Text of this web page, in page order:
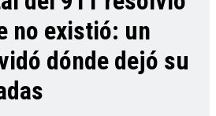
no existió: un
dónde dejó su